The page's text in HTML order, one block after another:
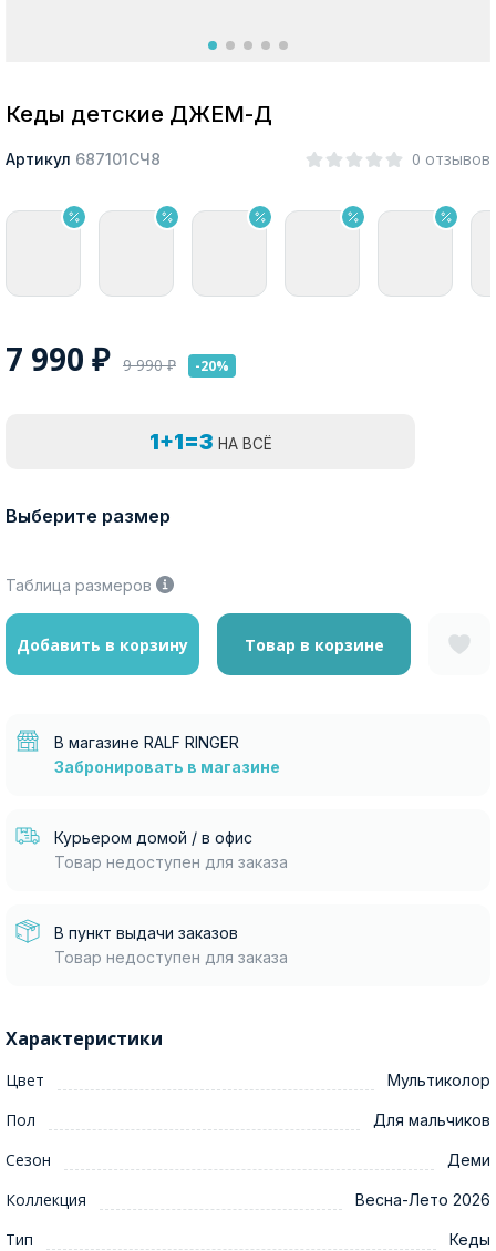
Кеды детские ДЖЕМ-Д
Артикул 687101СЧ8 0 отзывов
7 990 ₽ 9 990₽ -20%
1+1=3 НА ВСЁ
Выберите размер
Таблица размеров
Добавить в корзину Товар в корзине
В магазине RALF RINGER
Забронировать в магазине
Курьером домой / в офис
Товар недоступен для заказа
В пункт выдачи заказов
Товар недоступен для заказа
Характеристики
Цвет Мультиколор
Пол Для мальчиков
Сезон Деми
Коллекция Весна-Лето 2026
Тип Кеды